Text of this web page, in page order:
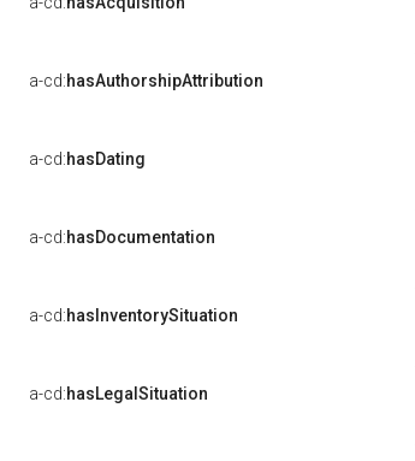
a-cd:hasAuthorshipAttribution
a-cd:hasDating
a-cd:hasDocumentation
a-cd:hasInventorySituation
a-cd:hasLegalSituation